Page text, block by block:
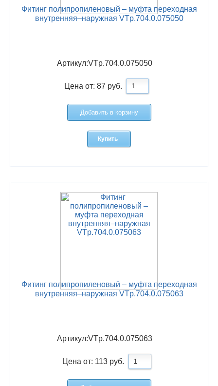
Фитинг полипропиленовый – муфта переходная
внутренняя–наружная VTp.704.0.075050
Артикул:VTp.704.0.075050
Цена от: 87 руб.
Добавить в корзину
Купить
Фитинг полипропиленовый – муфта переходная
внутренняя–наружная VTp.704.0.075063
Артикул:VTp.704.0.075063
Цена от: 113 руб.